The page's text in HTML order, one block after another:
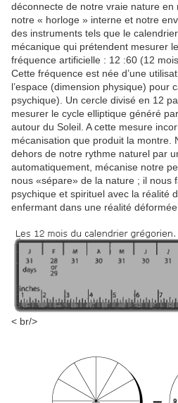
déconnecte de notre vraie nature
notre « horloge » interne et notre
des instruments tels que le
mécanique qui prétendent mesurer
fréquence artificielle : 12 :60 (12
Cette fréquence est née d’une
l’espace (dimension physique) pour
psychique). Un cercle divisé en 12
mesurer le cycle elliptique généré
autour du Soleil. A cette mesure
mécanisation que produit la montre.
dehors de notre rythme naturel par
automatiquement, mécanise notre
nous «sépare» de la nature ; il nous
psychique et spirituel avec la réalité
enfermant dans une réalité déformée.
< br/>